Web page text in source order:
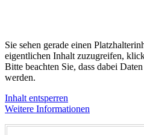
Sie sehen gerade einen
eigentlichen Inhalt zuzugreifen,
Bitte beachten Sie, dass dabei
werden.
Inhalt entsperren
Weitere Informationen